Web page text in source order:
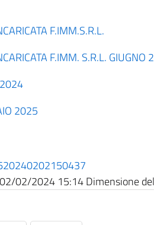
F.IMM.S.R.L.
F.IMM. S.R.L. GIUGNO
2025
02/02/2024 15:14Dimensione